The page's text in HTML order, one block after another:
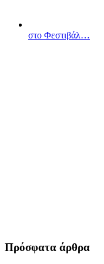
στο Φεστιβάλ…
Πρόσφατα άρθρα